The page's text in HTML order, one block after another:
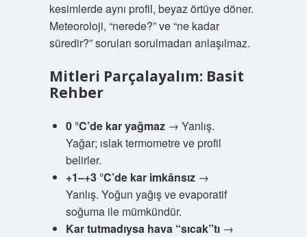
kesimlerde aynı profil, beyaz örtüye döner.
Meteoroloji, “nerede?” ve “ne kadar
süredir?” soruları sorulmadan anlaşılmaz.
Mitleri Parçalayalım: Basit
Rehber
0 °C’de kar yağmaz→ Yanlış.
Yağar; ıslak termometre ve profil
belirler.
+1–+3 °C’de kar imkânsız→
Yanlış. Yoğun yağış ve evaporatif
soğuma ile mümkündür.
Kar tutmadıysa hava “sıcak”tı→